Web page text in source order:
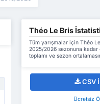
Théo Le Bris
Tüm yarışmalar için Théo
2025/2026 sezonuna
toplamı ve sezon
CSV
Ücretsiz